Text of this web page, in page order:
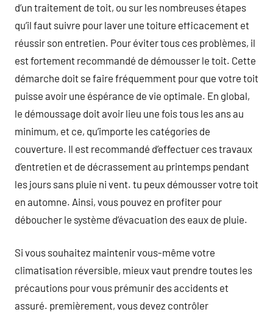
d’un traitement de toit, ou sur les nombreuses étapes
qu’il faut suivre pour laver une toiture efficacement et
réussir son entretien. Pour éviter tous ces problèmes, il
est fortement recommandé de démousser le toit. Cette
démarche doit se faire fréquemment pour que votre toit
puisse avoir une éspérance de vie optimale. En global,
le démoussage doit avoir lieu une fois tous les ans au
minimum, et ce, qu’importe les catégories de
couverture. Il est recommandé d’effectuer ces travaux
d’entretien et de décrassement au printemps pendant
les jours sans pluie ni vent. tu peux démousser votre toit
en automne. Ainsi, vous pouvez en profiter pour
déboucher le système d’évacuation des eaux de pluie.
Si vous souhaitez maintenir vous-même votre
climatisation réversible, mieux vaut prendre toutes les
précautions pour vous prémunir des accidents et
assuré. premièrement, vous devez contrôler